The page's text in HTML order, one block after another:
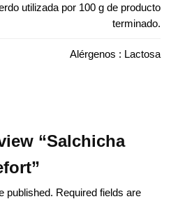
utilizada por 100 g de producto
terminado.
Alérgenos : Lactosa
“Salchicha
published. Required fields are